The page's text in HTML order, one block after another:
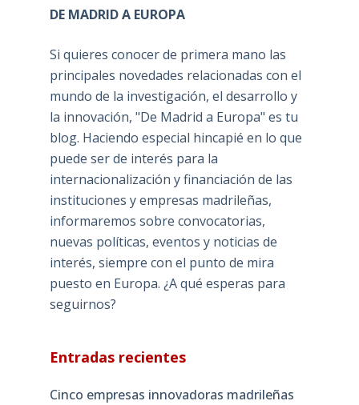
DE MADRID A EUROPA
Si quieres conocer de primera mano las
principales novedades relacionadas con el
mundo de la investigación, el desarrollo y
la innovación, "De Madrid a Europa" es tu
blog. Haciendo especial hincapié en lo que
puede ser de interés para la
internacionalización y financiación de las
instituciones y empresas madrileñas,
informaremos sobre convocatorias,
nuevas políticas, eventos y noticias de
interés, siempre con el punto de mira
puesto en Europa. ¿A qué esperas para
seguirnos?
Entradas recientes
Cinco empresas innovadoras madrileñas